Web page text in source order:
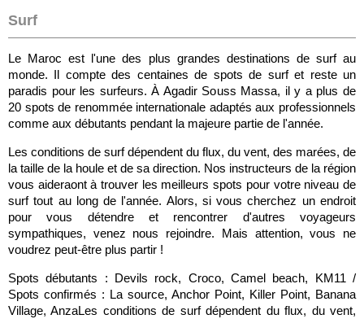
Surf
Le Maroc est l'une des plus grandes destinations de surf au
monde. Il compte des centaines de spots de surf et reste un
paradis pour les surfeurs. À Agadir Souss Massa, il y a plus de
20 spots de renommée internationale adaptés aux professionnels
comme aux débutants pendant la majeure partie de l'année.
Les conditions de surf dépendent du flux, du vent, des marées, de
la taille de la houle et de sa direction. Nos instructeurs de la région
vous aideraont à trouver les meilleurs spots pour votre niveau de
surf tout au long de l'année. Alors, si vous cherchez un endroit
pour vous détendre et rencontrer d'autres voyageurs
sympathiques, venez nous rejoindre. Mais attention, vous ne
voudrez peut-être plus partir !
Spots débutants : Devils rock, Croco, Camel beach, KM11 /
Spots confirmés : La source, Anchor Point, Killer Point, Banana
Village, AnzaLes conditions de surf dépendent du flux, du vent,